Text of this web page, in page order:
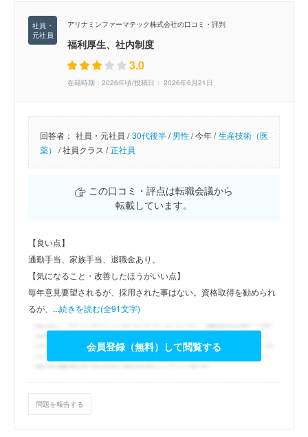
アリナミンファーマテック株式会社の口コミ・評判
福利厚生、社内制度
3.0
在籍時期：2026年頃/投稿日： 2026年6月21日
回答者： 社員・元社員 / 30代後半/男性/今年 / 生産技術（医
薬） /社員クラス / 正社員
この口コミ・評点は転職会議から
転載しています。
【良い点】
通勤手当、家族手当、退職金あり。
【気になること・改善したほうがいい点】
毎年意見要望されるが、採用された事はない。資格取得を勧められ
るが、...続きを読む(全91文字)
会員登録（無料）して閲覧する
問題を報告する